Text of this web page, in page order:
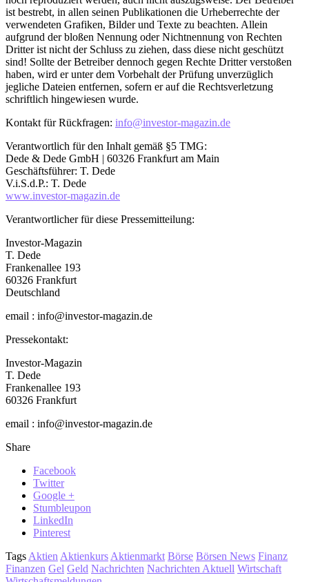
ist bestrebt, in allen seinen Publikationen die Urheberrechte der
verwendeten Grafiken, Bilder und Texte zu beachten. Allein
aufgrund der bloßen Nennung oder Nichtnennung von Rechten
Dritter ist nicht der Schluss zu ziehen, dass diese nicht geschützt
sind! Sollte der Betreiber dennoch gegen Rechte Dritter verstoßen
haben, wird er unter dem Vorbehalt der Prüfung unverzüglich
jegliche Dateien entfernen, sofern er auf die Rechtsverletzung
schriftlich hingewiesen wurde.
Kontakt für Rückfragen: info@investor-magazin.de
Verantwortlich für den Inhalt gemäß §5 TMG:
Dede & Dede GmbH | 60326 Frankfurt am Main
Geschäftsführer: T. Dede
V.i.S.d.P.: T. Dede
www.investor-magazin.de
Verantwortlicher für diese Pressemitteilung:
Investor-Magazin
T. Dede
Frankenallee 193
60326 Frankfurt
Deutschland
email : info@investor-magazin.de
Pressekontakt:
Investor-Magazin
T. Dede
Frankenallee 193
60326 Frankfurt
email : info@investor-magazin.de
Share
Facebook
Twitter
Google +
Stumbleupon
LinkedIn
Pinterest
Tags Aktien Aktienkurs Aktienmarkt Börse Börsen News Finanz
Finanzen Gel Geld Nachrichten Nachrichten Aktuell Wirtschaft